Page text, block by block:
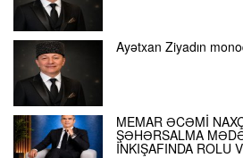
Ayətxan Ziyadın
MEMAR ƏCƏMİ
ŞƏHƏRSALMA
İNKIŞAFINDA ROLU